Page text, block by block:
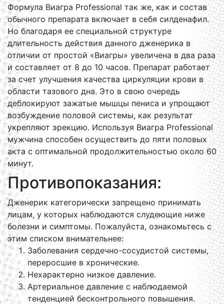
Формула Виагра Professional так же, как и состав
обычного препарата включает в себя силденафил.
Но благодаря ее специальной структуре
длительность действия данного дженерика в
отличии от простой «Виагры» увеличена в два раза
и составляет от 8 до 10 часов. Препарат работает
за счет улучшения качества циркуляции крови в
области тазового дна. Это в свою очередь
деблокируют зажатые мышцы пениса и упрощают
возбуждение половой системы, как результат
укрепляют эрекцию. Используя Виагра Professional
мужчина способен осуществить до пяти половых
акта с оптимальной продолжительностью около 60
минут.
Противопоказания:
Дженерик категорически запрещено принимать
лицам, у которых наблюдаются слудеющие ниже
болезни и симптомы. Пожалуйста, ознакомьтесь с
этим списком внимательнее:
Заболевания сердечно-сосудистой системы,
переросшие в хронические.
Нехарактерно низкое давление.
Артериальное давление с наблюдаемой
тенденцией бесконтрольного повышения.